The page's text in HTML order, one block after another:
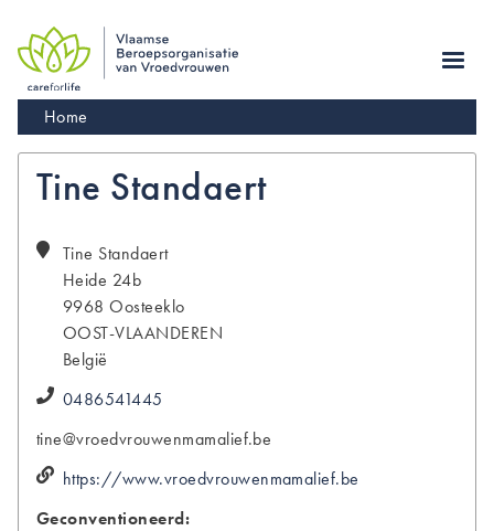
main
navigation
Kruimelpad
Home
Tine Standaert
Tine Standaert
Heide 24b
9968 Oosteeklo
OOST-VLAANDEREN
België
0486541445
tine@vroedvrouwenmamalief.be
https://www.vroedvrouwenmamalief.be
Geconventioneerd: